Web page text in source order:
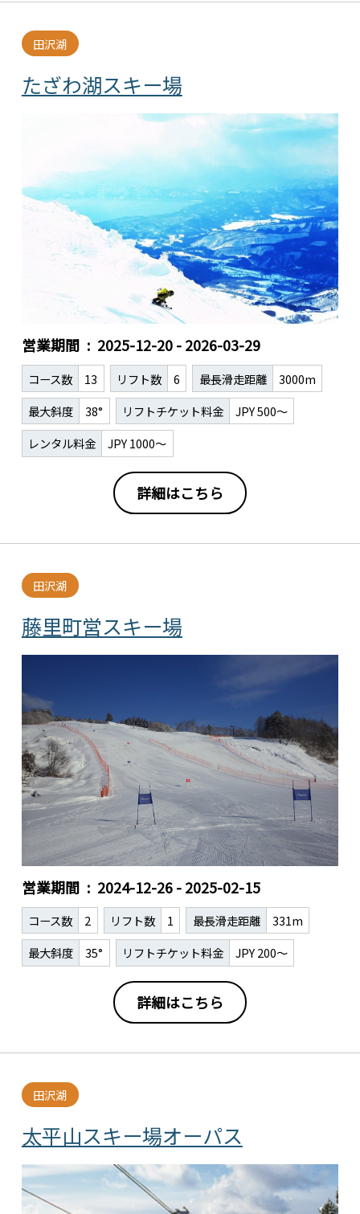
たざわ湖スキー場
田沢湖
営業期間 2025-12-20 - 2026-03-29
コース数 13 リフト数 6 最長滑走距離
3000m
最大斜度
38° リフトチケット料金
JPY 500～
レンタル料金
JPY 1000～
詳細はこちら
藤里町営スキー場
田沢湖
営業期間 2024-12-26 - 2025-02-15
コース数 2 リフト数 1 最長滑走距離
331m
最大斜度
35° リフトチケット料金 JPY 200～
詳細はこちら
太平山スキー場オーパス
田沢湖